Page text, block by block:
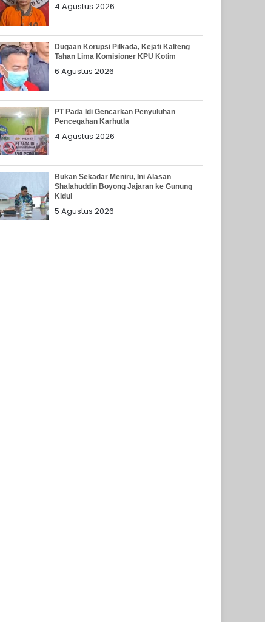
4 Agustus 2026
Dugaan Korupsi Pilkada, Kejati Kalteng
Tahan Lima Komisioner KPU Kotim
6 Agustus 2026
PT Pada Idi Gencarkan Penyuluhan
Pencegahan Karhutla
4 Agustus 2026
Bukan Sekadar Meniru, Ini Alasan
Shalahuddin Boyong Jajaran ke Gunung
Kidul
5 Agustus 2026